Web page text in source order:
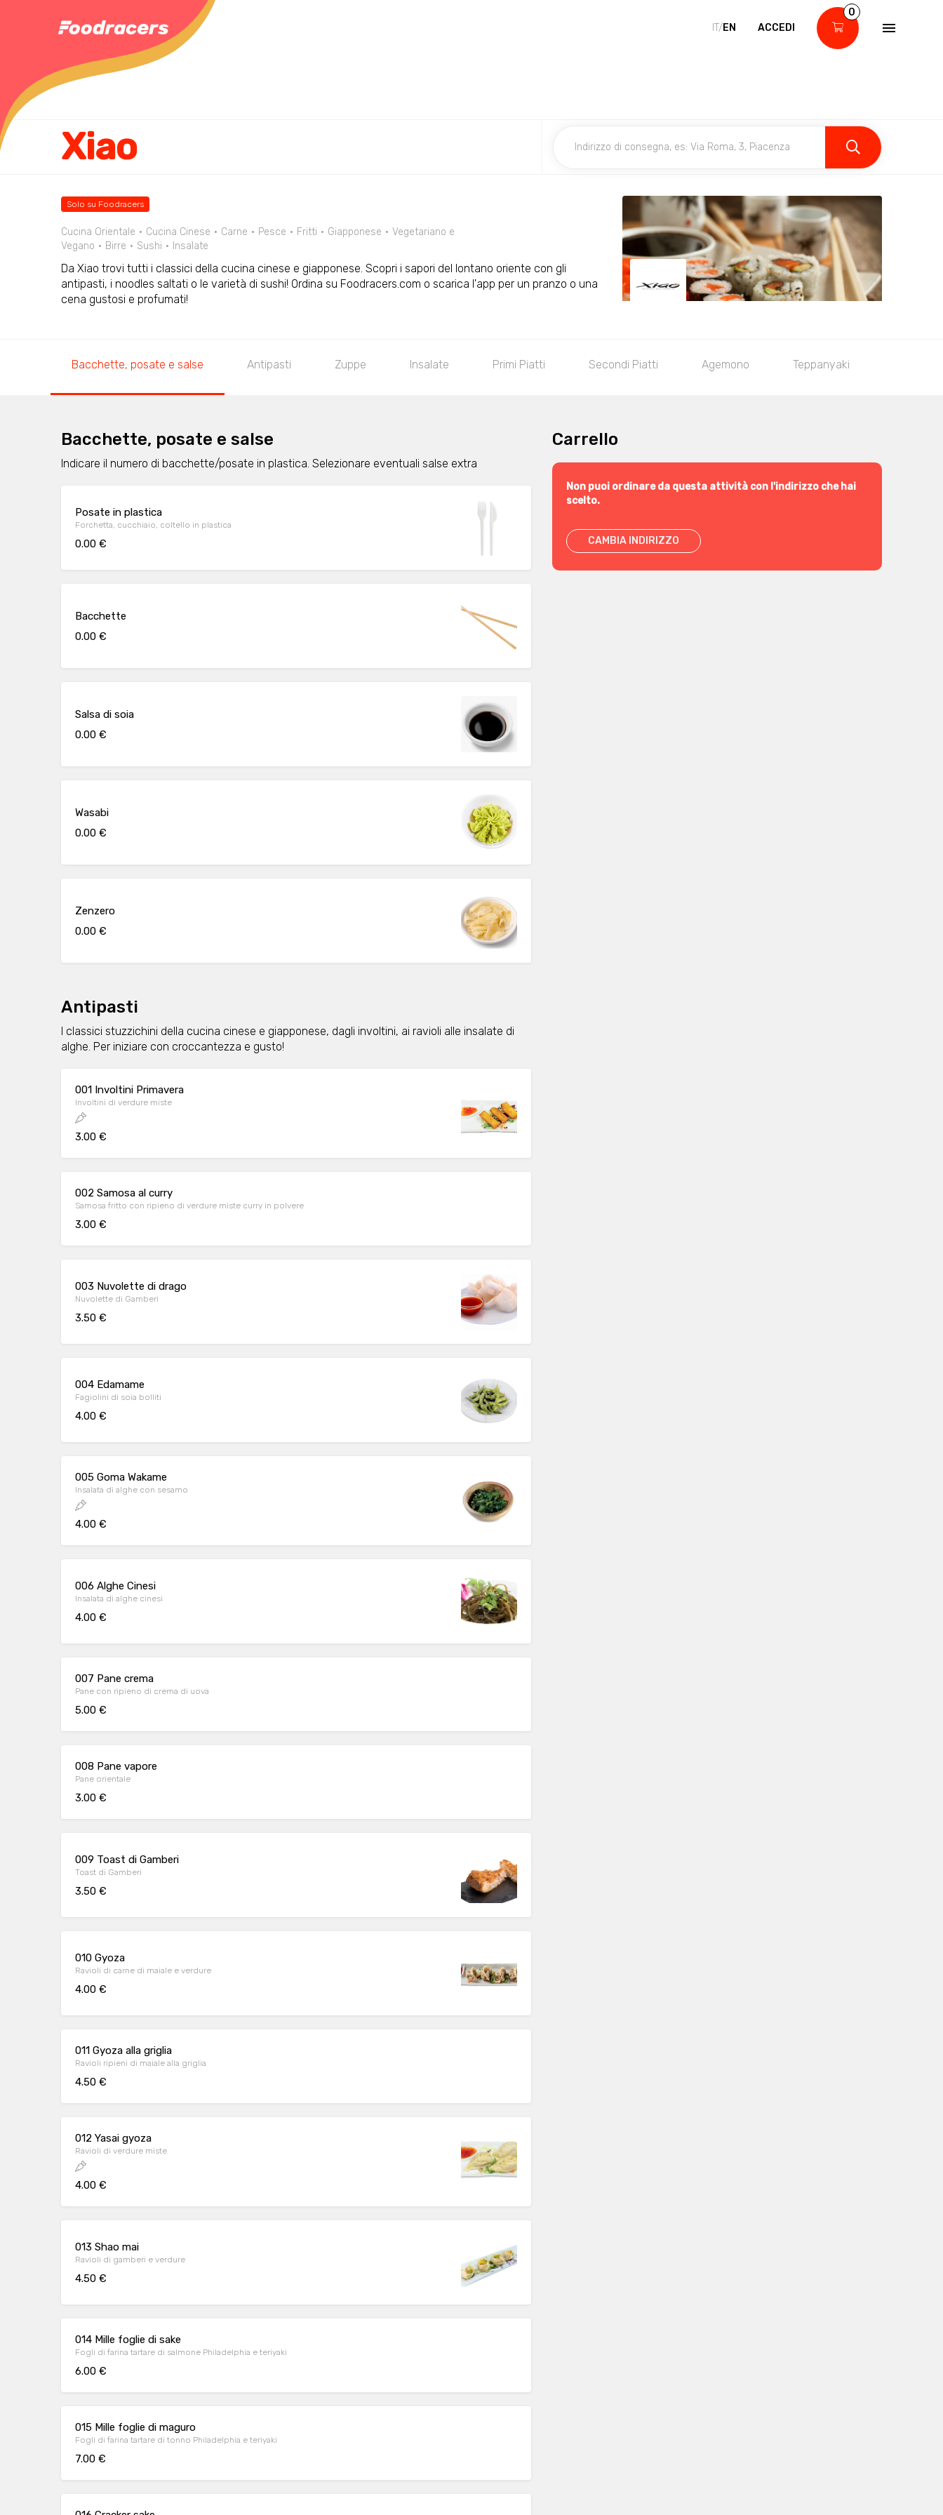
IT/EN ACCEDI
0
Xiao
Solo su Foodracers
Cucina Orientale Cucina Cinese Carne Pesce Fritti Giapponese
Vegetariano e
Vegano
Birre Sushi Insalate
Da Xiao trovi tutti i classici della cucina cinese e giapponese. Scopri i sapori del lontano oriente con gli
antipasti, i noodles saltati o le varietà di sushi! Ordina su Foodracers.com o scarica l'app per un pranzo o una
cena gustosi e profumati!
Bacchette, posate e salse Antipasti Zuppe Insalate Primi Piatti Secondi Piatti Agemono Teppanyaki
Bacchette, posate e salse
Indicare il numero di bacchette/posate in plastica. Selezionare eventuali salse extra
Posate in plastica
Forchetta, cucchiaio, coltello in plastica
0.00 €
Bacchette
0.00 €
Salsa di soia
0.00 €
Wasabi
0.00 €
Zenzero
0.00 €
Antipasti
I classici stuzzichini della cucina cinese e giapponese, dagli involtini, ai ravioli alle insalate di
alghe. Per iniziare con croccantezza e gusto!
001 Involtini Primavera
Involtini di verdure miste
3.00 €
002 Samosa al curry
Samosa fritto con ripieno di verdure miste curry in polvere
3.00 €
003 Nuvolette di drago
Nuvolette di Gamberi
3.50 €
004 Edamame
Fagiolini di soia bolliti
4.00 €
005 Goma Wakame
Insalata di alghe con sesamo
4.00 €
006 Alghe Cinesi
Insalata di alghe cinesi
4.00 €
007 Pane crema
Pane con ripieno di crema di uova
5.00 €
008 Pane vapore
Pane orientale
3.00 €
009 Toast di Gamberi
Toast di Gamberi
3.50 €
010 Gyoza
Ravioli di carne di maiale e verdure
4.00 €
011 Gyoza alla griglia
Ravioli ripieni di maiale alla griglia
4.50 €
012 Yasai gyoza
Ravioli di verdure miste
4.00 €
013 Shao mai
Ravioli di gamberi e verdure
4.50 €
014 Mille foglie di sake
Fogli di farina tartare di salmone Philadelphia e teriyaki
6.00 €
015 Mille foglie di maguro
Fogli di farina tartare di tonno Philadelphia e teriyaki
7.00 €
Carrello
Non puoi ordinare da questa attività con l'indirizzo che hai
scelto.
CAMBIA INDIRIZZO